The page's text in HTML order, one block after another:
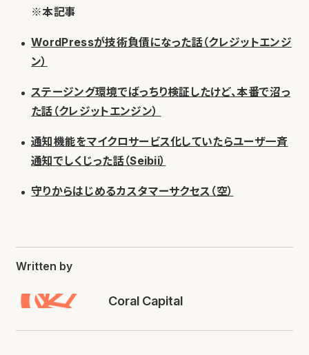
※本記事
WordPressが技術負債になった話（クレジットエンジ
ン）
ステージング環境でばっちり検証したけど、本番で沼っ
た話（クレジットエンジン）
通知機能をマイクロサービス化していたらユーザ一斉
通知でしくじった話（Seibii）
守りからはじめるカスタマーサクセス（空）
Written by
Coral Capital